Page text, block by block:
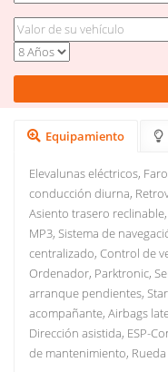
Equipamiento
Elevalunas eléctricos,
conducción diurna,
Asiento trasero
MP3, Sistema de
centralizado, Control de
Ordenador, Parktronic,
arranque pendientes,
acompañante, Airbags
Dirección asistida, ESP-
de mantenimiento,